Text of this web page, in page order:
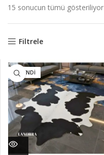
15 sonucun tümü gösteriliyor
Filtrele
TÜKENDI